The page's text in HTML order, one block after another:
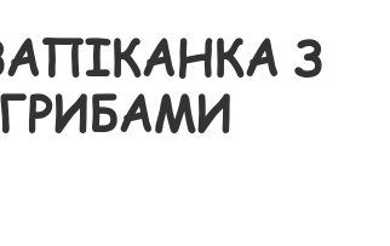
З
ГРИБАМИ